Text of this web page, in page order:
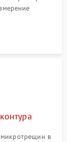
и
дисплея.
микротрещин в